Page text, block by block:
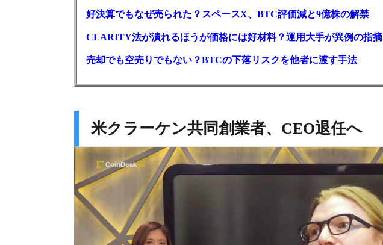
好決算でもなぜ売られた？スペースX、BTC評価減と9億株の解禁
CLARITY法が潰れるほうが価格には好材料？運用大手が異例の指摘
売却でも空売りでもない？BTCの下落リスクを他者に渡す手法
米クラーケン共同創業者、CEO退任へ